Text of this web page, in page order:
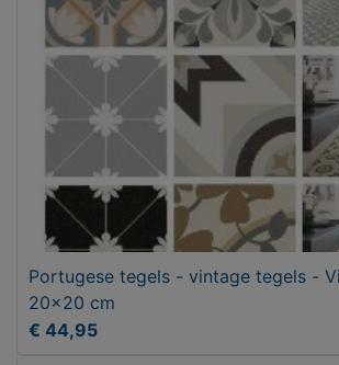
Portugese tegels - vintage tegels -
20x20 cm
€ 44,95